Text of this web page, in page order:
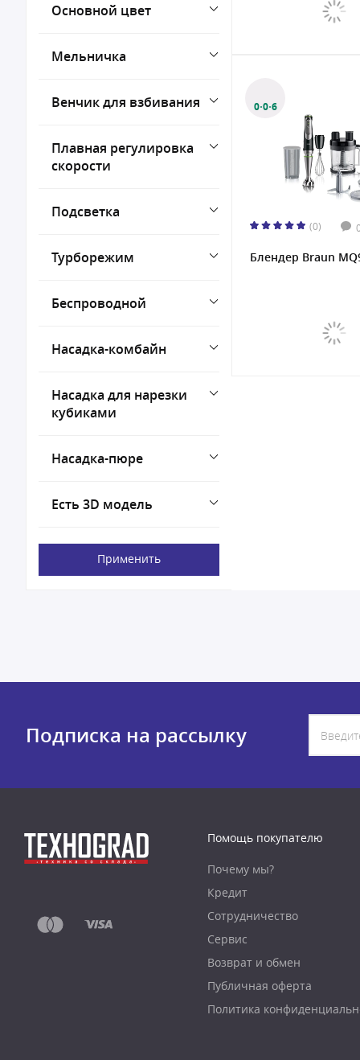
Основной цвет
Мельничка
Венчик для взбивания
Плавная регулировка
скорости
Подсветка
Турборежим
Беспроводной
Насадка-комбайн
Насадка для нарезки
кубиками
Насадка-пюре
Есть 3D модель
Применить
0·0·6
(0) 0
Блендер Braun
Подписка на рассылку
Помощь покупателю
Почему мы?
Кредит
Сотрудничество
Сервис
Возврат и обмен
Публичная оферта
Политика